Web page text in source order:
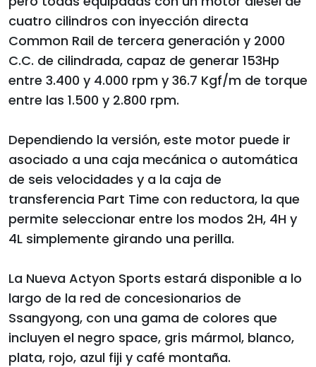
cuatro cilindros con inyección directa
Common Rail de tercera generación y 2000
C.C. de cilindrada, capaz de generar 153Hp
entre 3.400 y 4.000 rpm y 36.7 Kgf/m de torque
entre las 1.500 y 2.800 rpm.
Dependiendo la versión, este motor puede ir
asociado a una caja mecánica o automática
de seis velocidades y a la caja de
transferencia Part Time con reductora, la que
permite seleccionar entre los modos 2H, 4H y
4L simplemente girando una perilla.
La Nueva Actyon Sports estará disponible a lo
largo de la red de concesionarios de
Ssangyong, con una gama de colores que
incluyen el negro space, gris mármol, blanco,
plata, rojo, azul fiji y café montaña.